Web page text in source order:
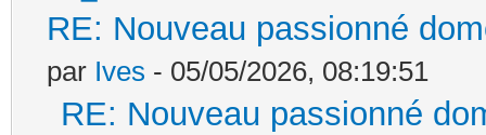
RE: Nouveau passionné
par Ives - 05/05/2026, 08:19:51
RE: Nouveau passionné